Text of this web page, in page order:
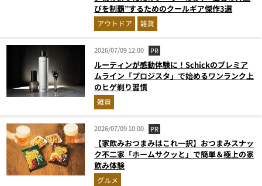
びを制覇”するためのクールギア傑作3選
アウトドア 雑貨
2026/07/09 12:00 PR
ルーティンが感動体験に！Schickのプレミア
ムライン「プロジスタ」で始めるワンランク上
のヒゲ剃り習慣
雑貨
2026/07/09 10:00 PR
【家飲みおつまみはこれ一択】おつまみスナッ
ク不二家「ホームサクッと」で簡単＆極上の家
飲み体験
グルメ